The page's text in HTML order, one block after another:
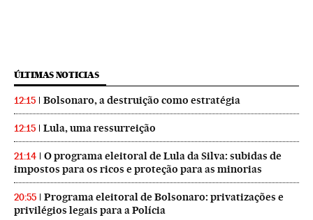
ÚLTIMAS NOTICIAS
12:15 Bolsonaro, a destruição como estratégia
12:15 Lula, uma ressurreição
21:14
O programa eleitoral de Lula da Silva: subidas de
impostos para os ricos e proteção para as minorias
20:55
Programa eleitoral de Bolsonaro: privatizações e
privilégios legais para a Polícia